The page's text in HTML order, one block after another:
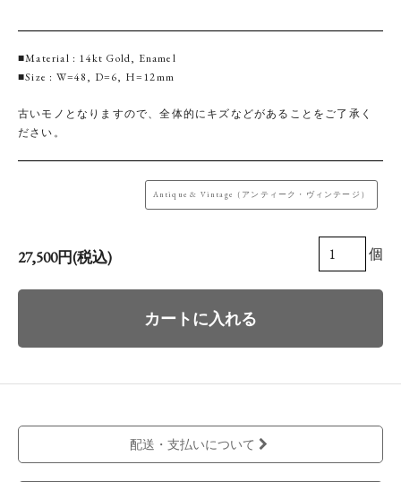
■Material : 14kt Gold, Enamel
■Size : W=48, D=6, H=12mm
古いモノとなりますので、全体的にキズなどがあることをご了承く
ださい。
Antique & Vintage（アンティーク・ヴィンテージ）
個
27,500円(税込)
カートに入れる
配送・支払いについて